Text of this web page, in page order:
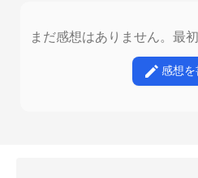
まだ感想はありません。最
感想を